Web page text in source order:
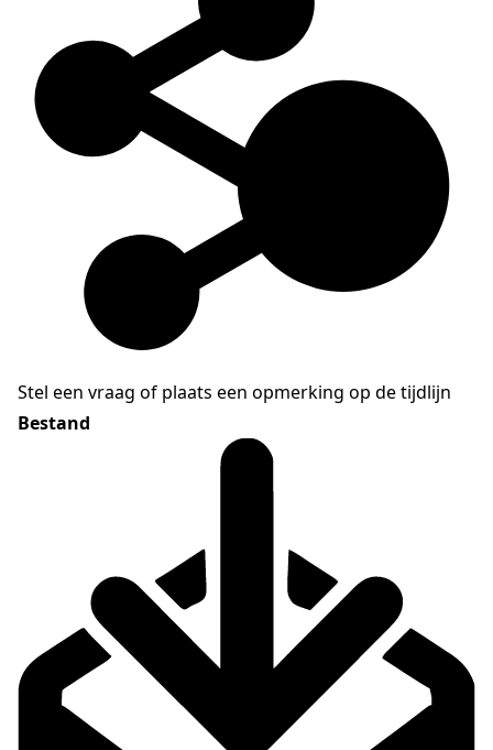
Stel een vraag of plaats een opmerking op de tijdlijn
Bestand